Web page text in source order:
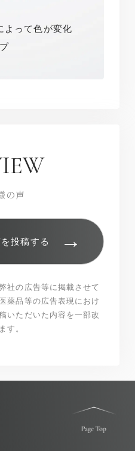
よって色が変化
の声
投稿する →
社の広告等に掲載させて
薬品等の広告表現におけ
いただいた内容を一部改
す。